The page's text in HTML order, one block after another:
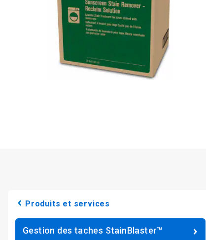
Produits et services
Gestion des taches StainBlaster™